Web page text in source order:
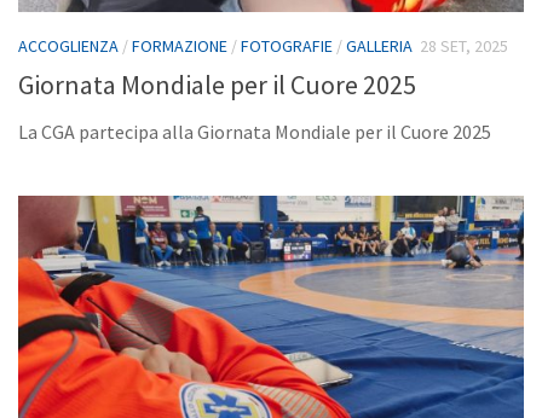
Ambiti di intervento
Servizi sanitari e socio-assistenziali
Protezione civile
Solidarietà internazionale
Formazione
Sostienici
Donazioni
5×1000
Diventa volontario
ACCOGLIENZA /FORMAZIONE /FOTOGRAFIE /GALLERIA 28 SET, 2025
Giornata Mondiale per il Cuore 2025
La CGA partecipa alla Giornata Mondiale per il Cuore 2025